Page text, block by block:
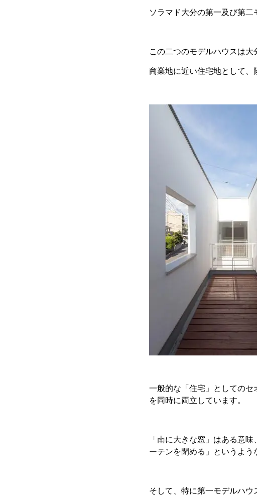
ソラマド大分の第一及び第
この二つのモデルハウスは大
商業地に近い住宅地として、
一般的な「住宅」としての
を同時に両立しています。
「南に大きな窓」はある意
ーテンを閉める」というよう
そして、特に第一モデルハ